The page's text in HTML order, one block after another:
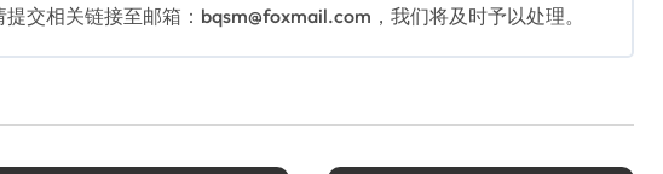
交相关链接至邮箱：bqsm@foxmail.com，我们将及时予以处理。